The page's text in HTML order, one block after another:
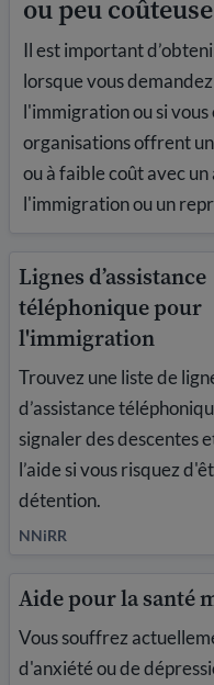
ou peu coûteuse
Il est important
lorsque vous
l'immigration ou si
organisations offrent
ou à faible coût avec
l'immigration ou un
Lignes d’assistance
téléphonique pour
l'immigration
Trouvez une liste de
d’assistance
signaler des descentes
l’aide si vous risquez
détention.
NNiRR
Aide pour la santé
Vous souffrez
d'anxiété ou de